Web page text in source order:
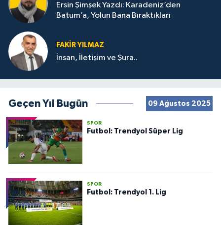
Ersin Şimşek Yazdı: Karadeniz’den
Batum’a, Yolun Bana Bıraktıkları
FAKIR YILMAZ
İnsan, İletişim ve Şura..
Geçen Yıl Bugün 09 Ağustos 2025
SPOR
Futbol: Trendyol Süper Lig
SPOR
Futbol: Trendyol 1. Lig